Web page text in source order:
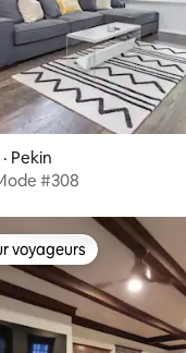
Pekin
#308
voyageurs
voyageurs